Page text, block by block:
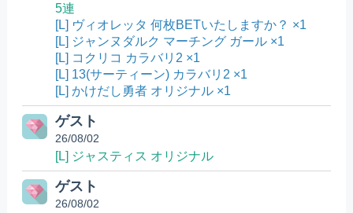
5連
[L] ヴィオレッタ 何枚BETいたしますか？ ×1
[L] ジャンヌダルク マーチング ガール ×1
[L] コクリコ カラバリ2 ×1
[L] 13(サーティーン) カラバリ2 ×1
[L] かけだし勇者 オリジナル ×1
ゲスト
26/08/02
[L] ジャスティス オリジナル
ゲスト
26/08/02